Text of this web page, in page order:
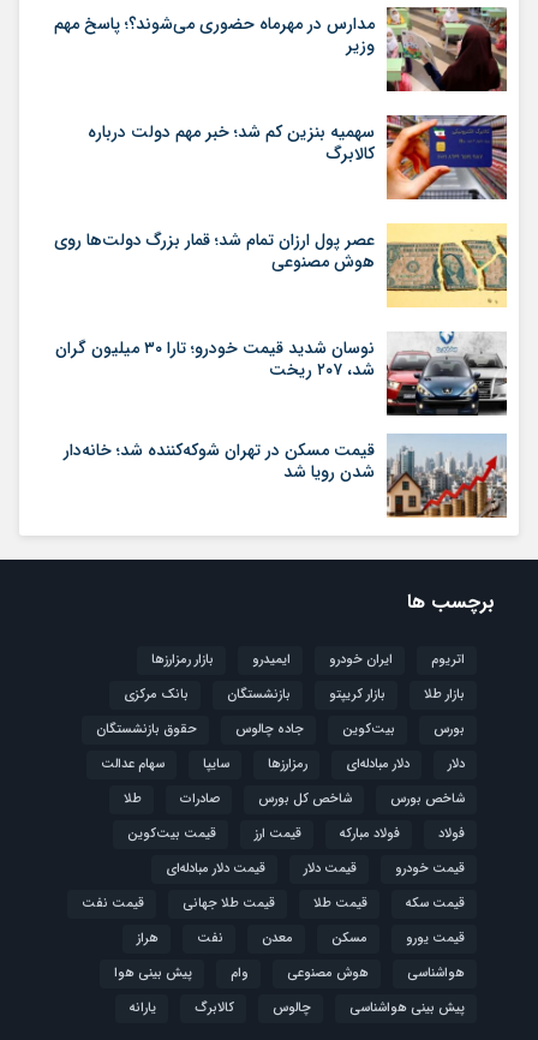
مدارس در مهرماه حضوری می‌شوند؟؛ پاسخ مهم
وزیر
سهمیه بنزین کم شد؛ خبر مهم دولت درباره
کالابرگ
عصر پول ارزان تمام شد؛ قمار بزرگ دولت‌ها روی
هوش مصنوعی
نوسان شدید قیمت خودرو؛ تارا ۳۰ میلیون گران
شد، ۲۰۷ ریخت
قیمت مسکن در تهران شوکه‌کننده شد؛ خانه‌دار
شدن رویا شد
برچسب ها
اتریوم ایران خودرو ایمیدرو
بازار رمزارزها
بازار طلا
بازار کریپتو بازنشستگان
بانک مرکزی
بورس
بیت‌کوین جاده چالوس
حقوق بازنشستگان
دلار
دلار مبادله‌ای رمزارزها سایپا
سهام عدالت
شاخص بورس
شاخص کل بورس صادرات
طلا
فولاد
فولاد مبارکه قیمت ارز
قیمت بیت‌کوین
قیمت خودرو
قیمت دلار
قیمت دلار مبادله‌ای
قیمت سکه
قیمت طلا قیمت طلا جهانی
قیمت نفت
قیمت یورو
مسکن معدن نفت
هراز
هواشناسی
هوش مصنوعی وام
پیش بینی هوا
پیش بینی هواشناسی
چالوس کالابرگ یارانه